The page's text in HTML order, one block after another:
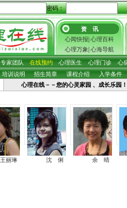
密码：
资 讯
心闻快报 心理百科
心理万象 心海导航
专家团队 在线预约 心理医生 心理门诊
心
培训说明 招生简章 课程介绍
入学条件
心理在线－－您的心灵家园 、成长乐
王丽琳 沈 俐 余 晴